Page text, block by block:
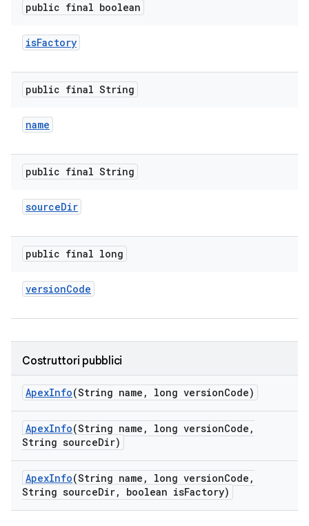
public final boolean
isFactory
public final String
name
public final String
sourceDir
public final long
versionCode
Costruttori pubblici
ApexInfo(String name , long versionCode)
ApexInfo(String name , long versionCode ,
String sourceDir)
ApexInfo(String name , long versionCode ,
String sourceDir, boolean isFactory)